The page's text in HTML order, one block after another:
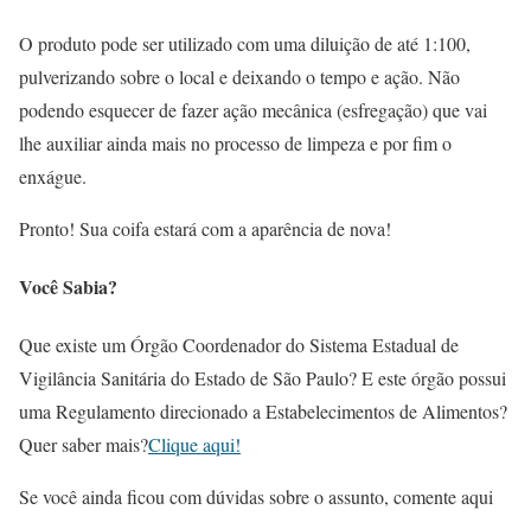
O produto pode ser utilizado com uma diluição de até 1:100,
pulverizando sobre o local e deixando o tempo e ação. Não
podendo esquecer de fazer ação mecânica (esfregação) que vai
lhe auxiliar ainda mais no processo de limpeza e por fim o
enxágue.
Pronto! Sua coifa estará com a aparência de nova!
Você Sabia?
Que existe um Órgão Coordenador do Sistema Estadual de
Vigilância Sanitária do Estado de São Paulo? E este órgão possui
uma Regulamento direcionado a Estabelecimentos de Alimentos?
Quer saber mais?Clique aqui!
Se você ainda ficou com dúvidas sobre o assunto, comente aqui